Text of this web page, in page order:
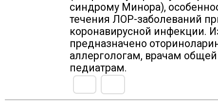
синдрому Минора),
течения ЛОР-заболеваний
коронавирусной инфекции.
предназначено
аллергологам, врачам
педиатрам.